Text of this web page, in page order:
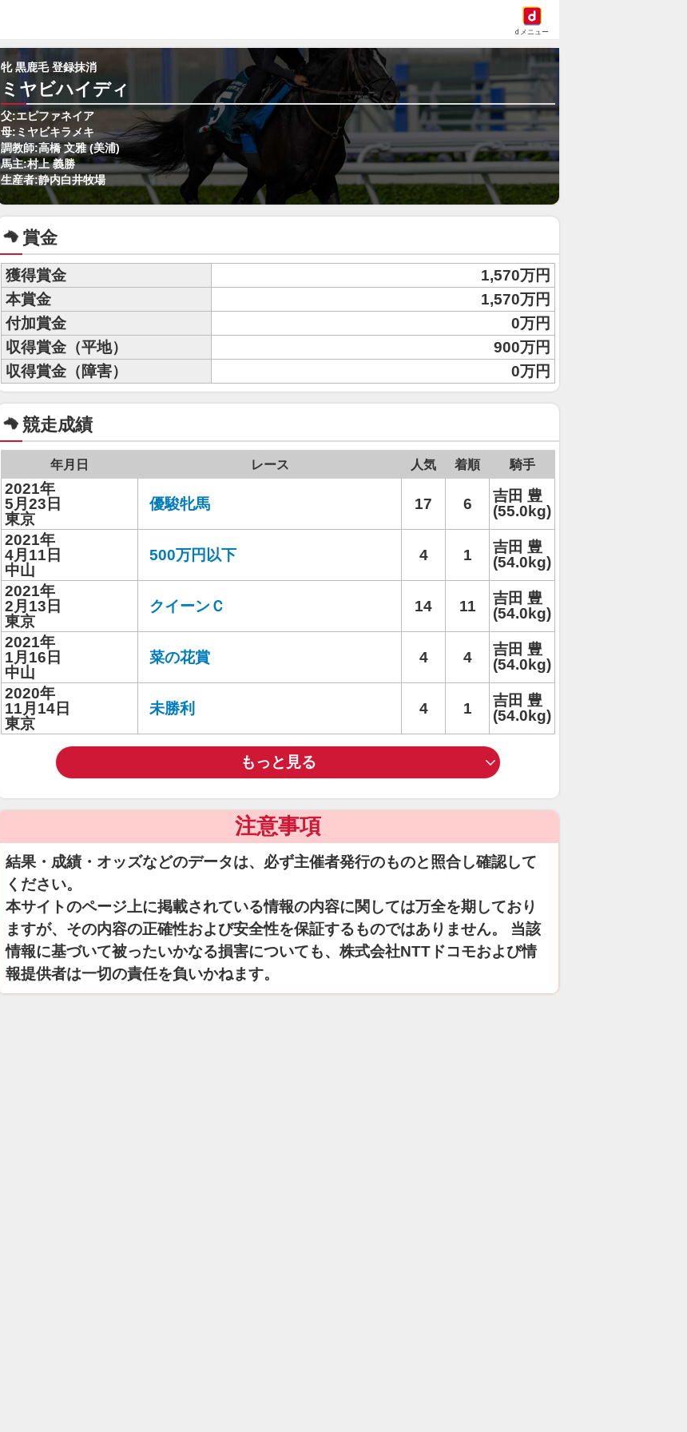
dメニュー
牝 黒鹿毛 登録抹消
ミヤビハイディ
父:エピファネイア
母:ミヤビキラメキ
調教師:高橋 文雅 (美浦)
馬主:村上 義勝
生産者:静内白井牧場
賞金
獲得賞金
1,570万円
本賞金
1,570万円
付加賞金
0万円
収得賞金（平地）
900万円
収得賞金（障害）
0万円
競走成績
年月日 レース 人気 着順 騎手
2021年
5月23日
東京
優駿牝馬 17 6
吉田 豊
(55.0kg)
2021年
4月11日
中山
500万円以下 4 1
吉田 豊
(54.0kg)
2021年
2月13日
東京
クイーンＣ 14 11
吉田 豊
(54.0kg)
2021年
1月16日
中山
菜の花賞 4 4
吉田 豊
(54.0kg)
2020年
11月14日
東京
未勝利 4 1
吉田 豊
(54.0kg)
もっと見る
注意事項
結果・成績・オッズなどのデータは、必ず主催者発行のものと照合し確認して
ください。
本サイトのページ上に掲載されている情報の内容に関しては万全を期しており
ますが、その内容の正確性および安全性を保証するものではありません。 当該
情報に基づいて被ったいかなる損害についても、株式会社NTTドコモおよび情
報提供者は一切の責任を負いかねます。